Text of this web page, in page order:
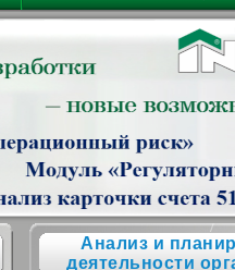
Анализ и
деятельности